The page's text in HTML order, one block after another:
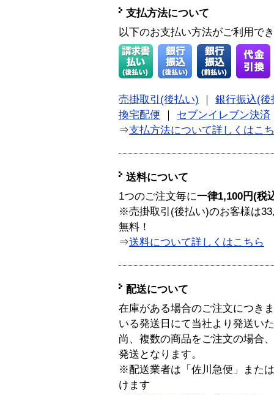
支払方法について
以下のお支払い方法がご利用で
売掛取引(後払い)
銀行振込(後
換宅配便
セブンイレブン決済
⇒支払方法について詳しくはこ
送料について
1つのご注文毎に一律1,100円(税
※売掛取引(後払い)のお客様は
無料！
⇒送料について詳しくはこちら
配送について
在庫がある場合のご注文につき
いる発送日にて当社より発送い
尚、複数の商品をご注文の場合
発送となります。
※配送業者は「佐川急便」また
けます